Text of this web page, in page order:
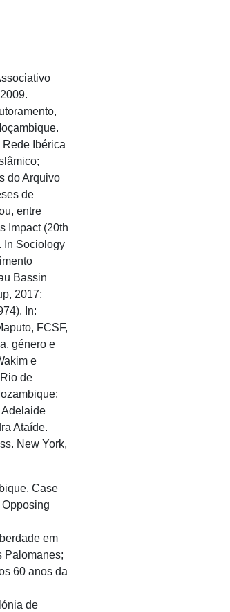
,
.
Rede Ibérica
;
doArquivo
de
, entre
Impact (20th
In Sociology
Bassin
2017;
In:
FCSF,
, género e
e
de
Adelaide
Ataíde.
New York,
Case
em
Palomanes;
60 anos da
de